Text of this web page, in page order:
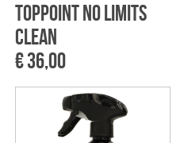
Toppoint No Limits
Clean
€ 36,00